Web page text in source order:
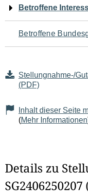
Seiteninhalt
Betroffene
Betroffene
Stellungnahme-/
(PDF)
Inhalt dieser Seite
(Mehr Informationen
Details zu
SG2406250207